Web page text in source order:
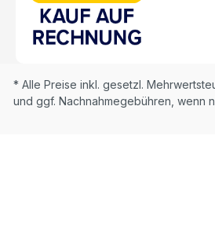
* Alle Preise inkl. gesetzl.
und ggf. Nachnahmegebühren, wenn